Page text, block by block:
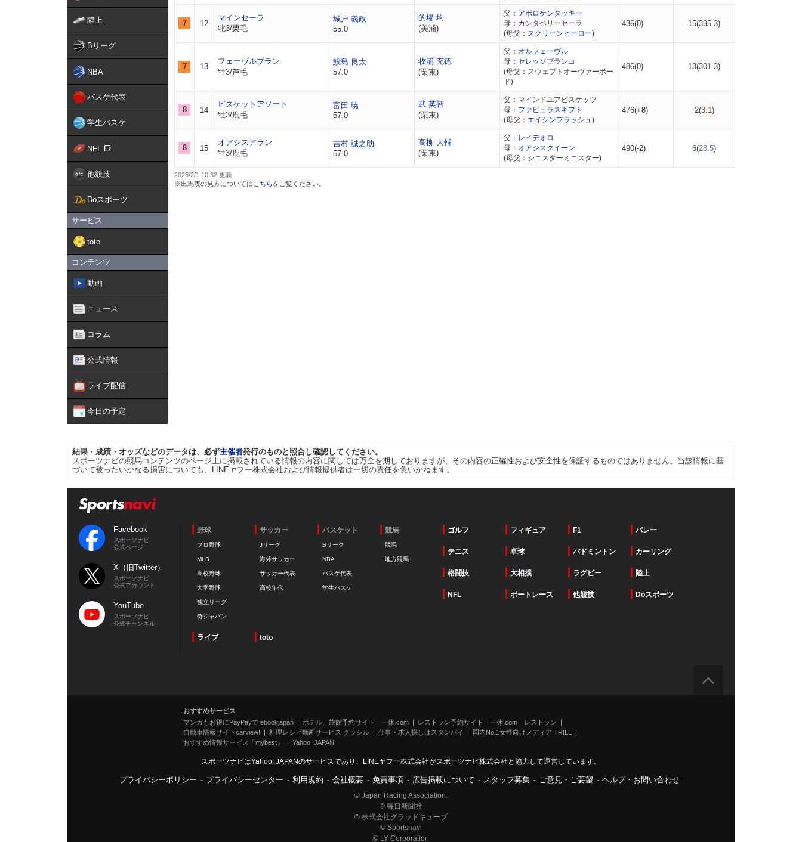
陸上
Bリーグ
NBA
バスケ代表
学生バスケ
NFL
他競技
Doスポーツ
サービス
toto
コンテンツ
動画
ニュース
コラム
公式情報
ライブ配信
今日の予定
7 12
マインセーラ
牝3/栗毛
城戸 義政
55.0
的場 均
(美浦)
父： アポロケンタッキー
母：カンタベリーセーラ
(母父： スクリーンヒーロー)
436(0) 15(395.3)
7 13
フェーヴルブラン
牡3/芦毛
鮫島 良太
57.0
牧浦 充徳
(栗東)
父： オルフェーヴル
母： セレッソブランコ
(母父：スウェプトオーヴァーボー
ド)
486(0) 13(301.3)
8 14
ビスケットアソート
牡3/鹿毛
富田 暁
57.0
武 英智
(栗東)
父：マインドユアビスケッツ
母： ファビュラスギフト
(母父： エイシンフラッシュ)
476(+8) 2(3.1)
8 15
オアシスアラン
牡3/鹿毛
吉村 誠之助
57.0
高柳 大輔
(栗東)
父： レイデオロ
母： オアシスクイーン
(母父：シニスターミニスター)
490(-2) 6(28.5)
2026/2/1 10:32
※出馬表の見方については こちらをご覧ください。
結果・成績・オッズなどのデータは、必ず主催者発行のものと照合し確認してください。
スポーツナビの競馬コンテンツのページ上に掲載されている情報の内容に関しては万全を期しておりますが、その内容の正確性および安全性を保証するものではありません。当該情報に基
づいて被ったいかなる損害についても、LINEヤフー株式会社および情報提供者は一切の責任を負いかねます。
Facebook
スポーツナビ
公式ページ
X（旧Twitter）
スポーツナビ
公式アカウント
YouTube
スポーツナビ
公式チャンネル
野球
プロ野球
MLB
高校野球
大学野球
独立リーグ
侍ジャパン
サッカー
Jリーグ
海外サッカー
サッカー代表
高校年代
バスケット
Bリーグ
NBA
バスケ代表
学生バスケ
競馬
競馬
地方競馬
ゴルフ フィギュア F1 バレー
テニス 卓球 バドミントン カーリング
格闘技 大相撲 ラグビー 陸上
NFL ボートレース 他競技 Doスポーツ
ライブ toto
おすすめサービス
マンガもお得にPayPayで ebookjapan
ホテル、旅館予約サイト 一休.com
レストラン予約サイト 一休.com レストラン
自動車情報サイトcarview!
料理レシピ動画サービス クラシル 仕事・求人探しはスタンバイ
国内No.1女性向けメディア TRILL
おすすめ情報サービス「mybest」
Yahoo! JAPAN
スポーツナビはYahoo! JAPANのサービスであり、LINEヤフー株式会社がスポーツナビ株式会社と協力して運営しています。
プライバシーポリシー - プライバシーセンター - 利用規約 - 会社概要 - 免責事項 - 広告掲載について - スタッフ募集 - ご意見・ご要望 - ヘルプ・お問い合わせ
© Japan Racing Association.
© 毎日新聞社
© 株式会社グラッドキューブ
© Sportsnavi
© LY Corporation